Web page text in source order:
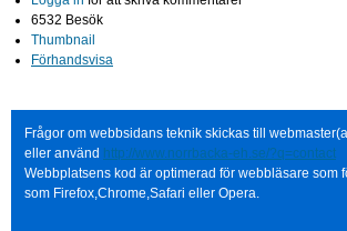
6532 Besök
Thumbnail
Förhandsvisa
Frågor om webbsidans teknik skickas till
eller använd http://www.norrbacka-eh.se/?q=contact
Webbplatsens kod är optimerad för webbläsare som
som Firefox,Chrome,Safari eller Opera.